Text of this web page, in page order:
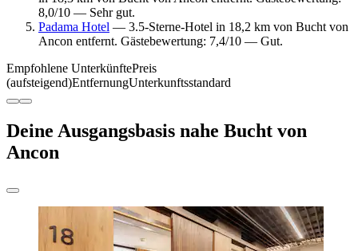
8,0/10 — Sehr gut.
Padama Hotel — 3.5-Sterne-Hotel in 18,2 km von Bucht von
Ancon entfernt. Gästebewertung: 7,4/10 — Gut.
Empfohlene UnterkünftePreis
(aufsteigend)EntfernungUnterkunftsstandard
Deine Ausgangsbasis nahe Bucht von
Ancon